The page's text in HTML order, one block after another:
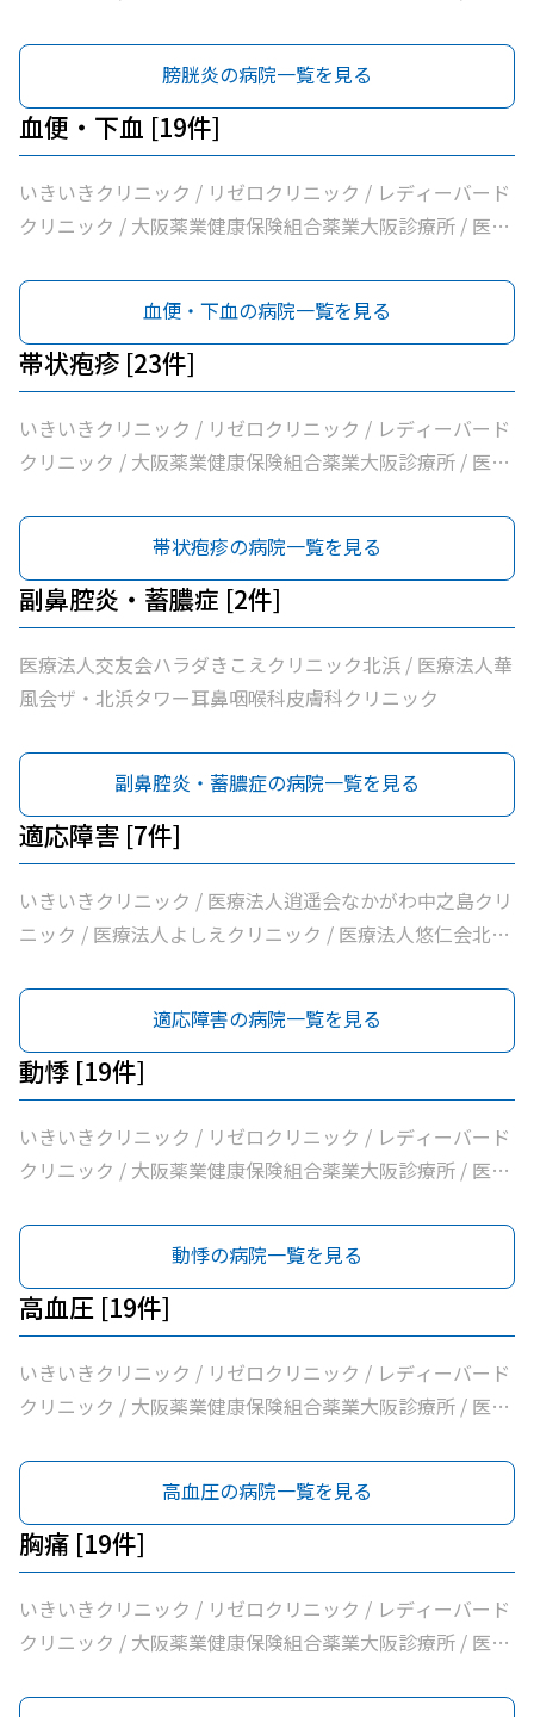
医療法人中田クリニック / 医療法人よしえクリニック / 西
沢クリニック / エイゼンクリニック / 大橋クリニック /
Ｍ’ｓクリニック / 虎谷診療所 / 杉林内科クリニック / 北浜
よしおか内科クリニック / 曲直部クリニック / 今泉医院 /
ＡＭＡＣｌｉｎｉｃ淡路町院 / 日本経済新聞社大阪本社診
療所
膀胱炎の病院一覧を見る
血便・下血 [19件]
いきいきクリニック / リゼロクリニック / レディーバード
クリニック / 大阪薬業健康保険組合薬業大阪診療所 / 医療
医療法人中田クリニック / 医療法人よしえクリニック / 西
沢クリニック / エイゼンクリニック / 大橋クリニック /
Ｍ’ｓクリニック / 虎谷診療所 / 杉林内科クリニック / 北浜
よしおか内科クリニック / 曲直部クリニック / 今泉医院 /
ＡＭＡＣｌｉｎｉｃ淡路町院 / 日本経済新聞社大阪本社診
療所
血便・下血の病院一覧を見る
帯状疱疹 [23件]
いきいきクリニック / リゼロクリニック / レディーバード
クリニック / 大阪薬業健康保険組合薬業大阪診療所 / 医療
医療法人中田クリニック / 医療法人よしえクリニック / 西
沢クリニック / あずきざわ皮ふ科 / 三浦皮膚科 / エイゼン
クリニック / 大橋クリニック / Ｍ’ｓクリニック / 虎谷診療
所 / 杉林内科クリニック / 北浜よしおか内科クリニック /
医療法人華風会ザ・北浜タワー耳鼻咽喉科皮膚科クリニッ
ク / 曲直部クリニック / 今泉医院 / 医療法人本町皮フ科ク
大阪本社診療所
帯状疱疹の病院一覧を見る
副鼻腔炎・蓄膿症 [2件]
医療法人交友会ハラダきこえクリニック北浜 / 医療法人華
風会ザ・北浜タワー耳鼻咽喉科皮膚科クリニック
副鼻腔炎・蓄膿症の病院一覧を見る
適応障害 [7件]
いきいきクリニック / 医療法人逍遥会なかがわ中之島クリ
ニック / 医療法人よしえクリニック / 医療法人悠仁会北浜
ク / おおうらメンタルクリニック
適応障害の病院一覧を見る
動悸 [19件]
いきいきクリニック / リゼロクリニック / レディーバード
クリニック / 大阪薬業健康保険組合薬業大阪診療所 / 医療
医療法人中田クリニック / 医療法人よしえクリニック / 西
沢クリニック / エイゼンクリニック / 大橋クリニック /
Ｍ’ｓクリニック / 虎谷診療所 / 杉林内科クリニック / 北浜
よしおか内科クリニック / 曲直部クリニック / 今泉医院 /
ＡＭＡＣｌｉｎｉｃ淡路町院 / 日本経済新聞社大阪本社診
療所
動悸の病院一覧を見る
高血圧 [19件]
いきいきクリニック / リゼロクリニック / レディーバード
クリニック / 大阪薬業健康保険組合薬業大阪診療所 / 医療
医療法人中田クリニック / 医療法人よしえクリニック / 西
沢クリニック / エイゼンクリニック / 大橋クリニック /
Ｍ’ｓクリニック / 虎谷診療所 / 杉林内科クリニック / 北浜
よしおか内科クリニック / 曲直部クリニック / 今泉医院 /
ＡＭＡＣｌｉｎｉｃ淡路町院 / 日本経済新聞社大阪本社診
療所
高血圧の病院一覧を見る
胸痛 [19件]
いきいきクリニック / リゼロクリニック / レディーバード
クリニック / 大阪薬業健康保険組合薬業大阪診療所 / 医療
医療法人中田クリニック / 医療法人よしえクリニック / 西